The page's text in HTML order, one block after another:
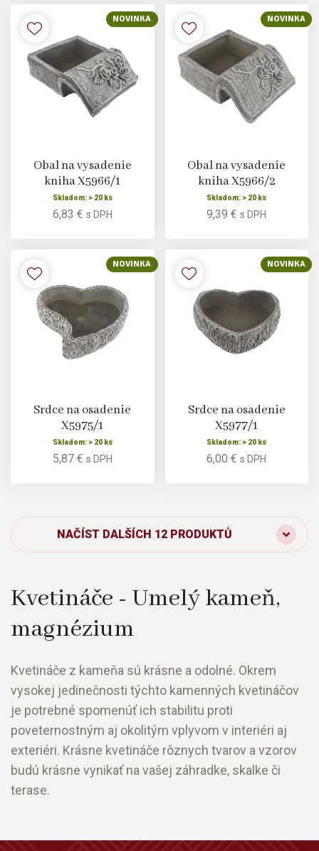
NOVINKA
Obal na vysadenie
kniha X5966/1
Skladom: > 20 ks
6,83 € s DPH
NOVINKA
Obal na vysadenie
kniha X5966/2
Skladom: > 20 ks
9,39 €s DPH
NOVINKA
Srdce na osadenie
X5975/1
Skladom: > 20 ks
5,87 € s DPH
NOVINKA
Srdce na osadenie
X5977/1
Skladom: > 20 ks
6,00 €s DPH
NAČÍST DALŠÍCH 12 PRODUKTŮ
Kvetináče - Umelý kameň,
magnézium
Kvetináče z kameňa sú krásne a odolné. Okrem
vysokej jedinečnosti týchto kamenných kvetináčov
je potrebné spomenúť ich stabilitu proti
poveternostným aj okolitým vplyvom v interiéri aj
exteriéri. Krásne kvetináče rôznych tvarov a vzorov
budú krásne vynikať na vašej záhradke, skalke či
terase.